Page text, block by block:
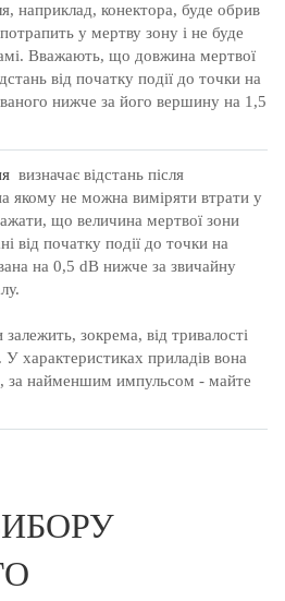
наприклад, конектора, буде обрив
у мертву зону і не буде
Вважають, що довжина мертвої
від початку події до точки на
нижче за його вершину на 1,5
визначає відстань після
якому не можна виміряти втрати у
що величина мертвої зони
від початку події до точки на
на 0,5 dB нижче за звичайну
зокрема, від тривалості
У характеристиках приладів вона
за найменшим импульсом - майте